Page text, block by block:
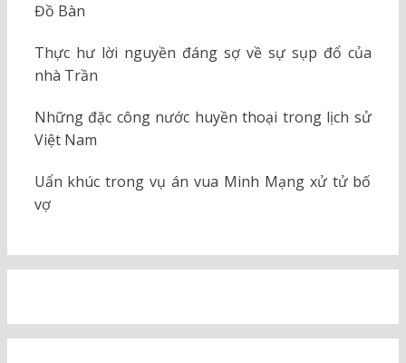
Đồ Bàn
Thực hư lời nguyền đáng sợ về sự sụp đổ của
nhà Trần
Những đặc công nước huyền thoại trong lịch sử
Việt Nam
Uẩn khúc trong vụ án vua Minh Mạng xử tử bố
vợ